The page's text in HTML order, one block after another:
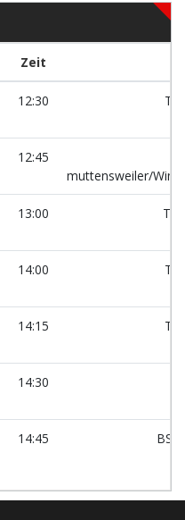
Zeit
12:30
12:45
muttensweiler/
13:00
14:00
14:15
14:30
14:45